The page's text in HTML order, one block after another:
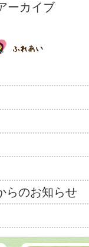
ーカイブ
らのお知らせ